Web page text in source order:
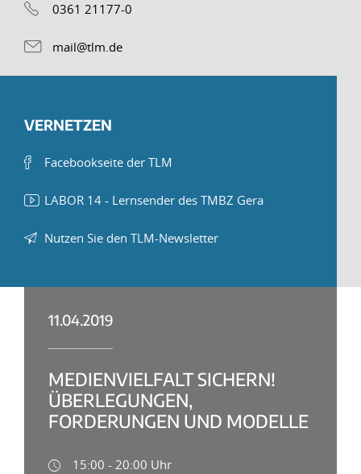
0361 21177-0
mail@tlm.de
VERNETZEN
Facebookseite der TLM
LABOR 14 - Lernsender des TMBZ Gera
Nutzen Sie den TLM-Newsletter
11.04.2019
MEDIENVIELFALT SICHERN!
ÜBERLEGUNGEN,
FORDERUNGEN UND MODELLE
15:00 - 20:00 Uhr